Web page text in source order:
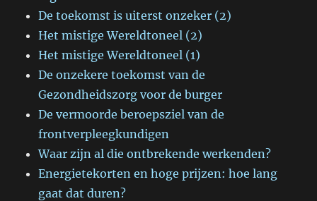
De toekomst is uiterst onzeker (2)
Het mistige Wereldtoneel (2)
Het mistige Wereldtoneel (1)
De onzekere toekomst van de
Gezondheidszorg voor de burger
De vermoorde beroepsziel van de
frontverpleegkundigen
Waar zijn al die ontbrekende werkenden?
Energietekorten en hoge prijzen: hoe lang
gaat dat duren?